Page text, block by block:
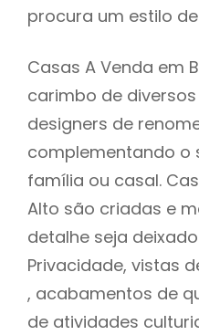
procura um estilo
Casas A Venda em
carimbo de
designers de
complementando o
família ou casal.
Alto são criadas e
detalhe seja
Privacidade, vistas
, acabamentos de
de atividades